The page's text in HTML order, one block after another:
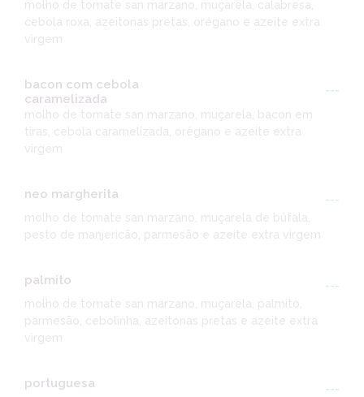
molho de tomate san marzano, muçarela, calabresa,
cebola roxa, azeitonas pretas, orégano e azeite extra
bacon com cebola
caramelizada
---
molho de tomate san marzano, muçarela, bacon em
tiras, cebola caramelizada, orégano e azeite extra
neo margherita
---
pesto de manjericão, parmesão e azeite extra virgem
palmito
---
parmesão, cebolinha, azeitonas pretas e azeite extra
portuguesa
---